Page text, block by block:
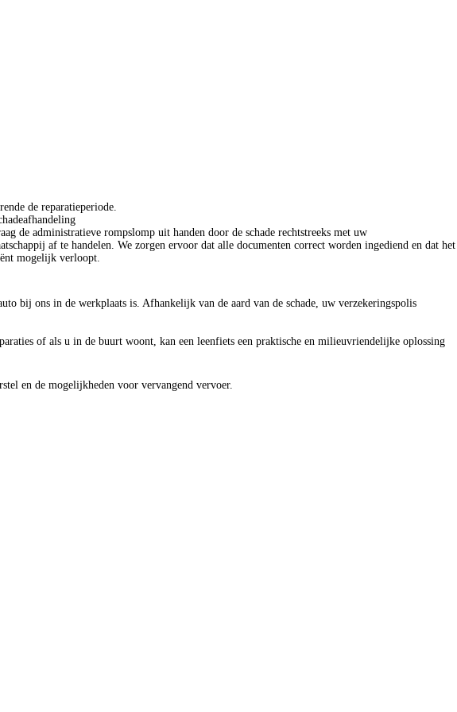
de reparatieperiode.
de administratieve rompslomp uit handen door de schade rechtstreeks met uw
af te handelen. We zorgen ervoor dat alle documenten correct worden ingediend en dat het
mogelijk verloopt.
bij ons in de werkplaats is. Afhankelijk van de aard van de schade, uw verzekeringspolis
of als u in de buurt woont, kan een leenfiets een praktische en milieuvriendelijke oplossing
en de mogelijkheden voor vervangend vervoer.